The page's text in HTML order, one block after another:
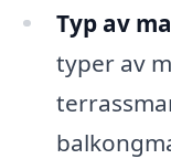
Typ av
typer av